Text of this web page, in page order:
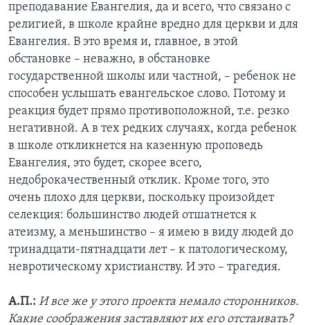
преподавание Евангелия, да и всего, что связано с
религией, в школе крайне вредно для церкви и для
Евангелия. В это время и, главное, в этой
обстановке – неважно, в обстановке
государственной школы или частной, – ребенок не
способен услышать евангельское слово. Потому и
реакция будет прямо противоположной, т.е. резко
негативной. А в тех редких случаях, когда ребенок
в школе откликнется на казенную проповедь
Евангелия, это будет, скорее всего,
недоброкачественный отклик. Кроме того, это
очень плохо для церкви, поскольку произойдет
селекция: большинство людей отшатнется к
атеизму, а меньшинство – я имею в виду людей до
тринадцати-пятнадцати лет – к патологическому,
невротическому христианству. И это – трагедия.
А.П.: И все же у этого проекта немало сторонников.
Какие соображения заставляют их его отстаивать?